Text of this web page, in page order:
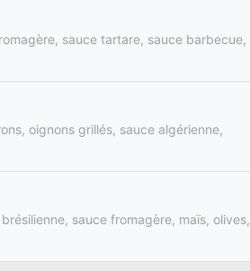
sauce tartare, sauce barbecue,
oignons grillés, sauce algérienne,
sauce fromagère, maïs, olives,